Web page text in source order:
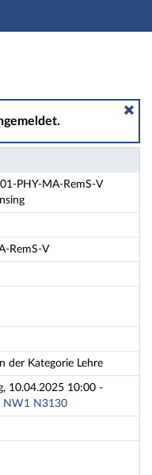
Remote Sensing -
PHY-MA-RemS-V
RemS-V
der Kategorie Lehre
10.04.2025 10:00 -
NW1 N3130